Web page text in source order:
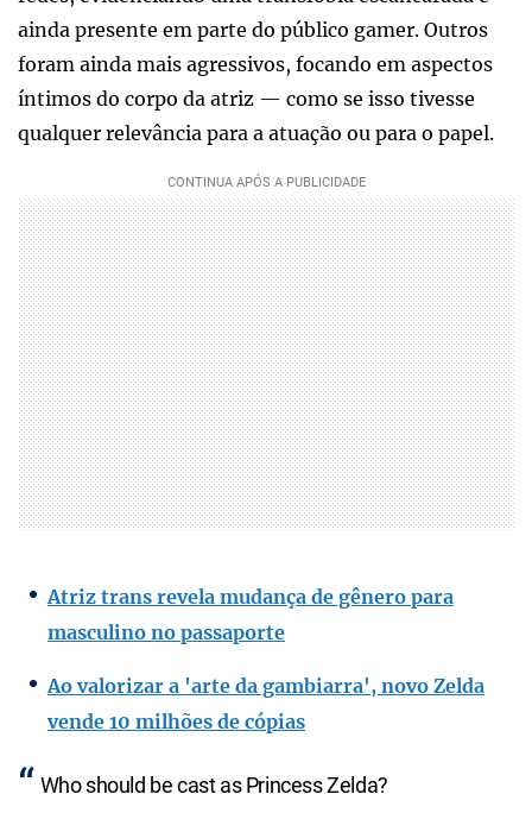
ainda presente em parte do público gamer. Outros
foram ainda mais agressivos, focando em aspectos
íntimos do corpo da atriz — como se isso tivesse
qualquer relevância para a atuação ou para o papel.
Atriz trans revela mudança de gênero para
masculino no passaporte
Ao valorizar a 'arte da gambiarra', novo Zelda
vende 10 milhões de cópias
Who should be cast as Princess Zelda?